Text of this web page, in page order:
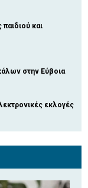
και
στην Εύβοια
εκλογές